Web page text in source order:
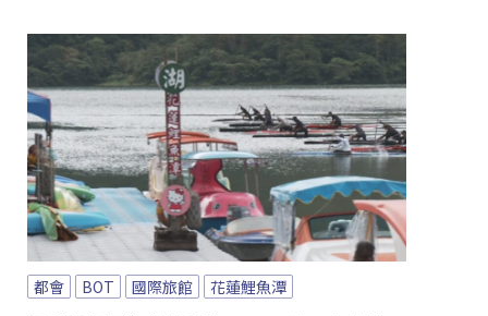
都會 BOT 國際旅館 花蓮鯉魚潭